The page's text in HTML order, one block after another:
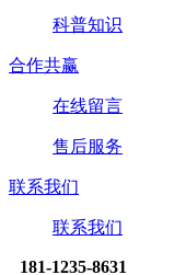
科普知识
合作共赢
在线留言
售后服务
联系我们
联系我们
181-1235-8631